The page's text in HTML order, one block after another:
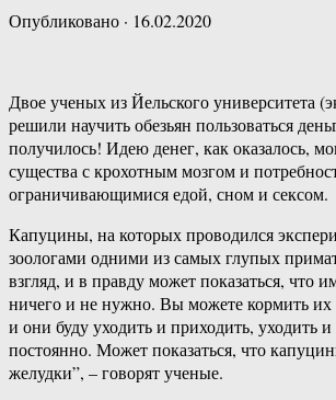
Опубликовано · 16.02.2020
Двое ученых из Йельского университета
решили научить обезьян пользоваться
получилось! Идею денег, как оказалось,
существа с крохотным мозгом и
ограничивающимися едой, сном и сексом.
Капуцины, на которых проводился
зоологами одними из самых глупых
взгляд, и в правду может показаться, что
ничего и не нужно. Вы можете кормить их
и они буду уходить и приходить, уходить
постоянно. Может показаться, что
желудки”, – говорят ученые.